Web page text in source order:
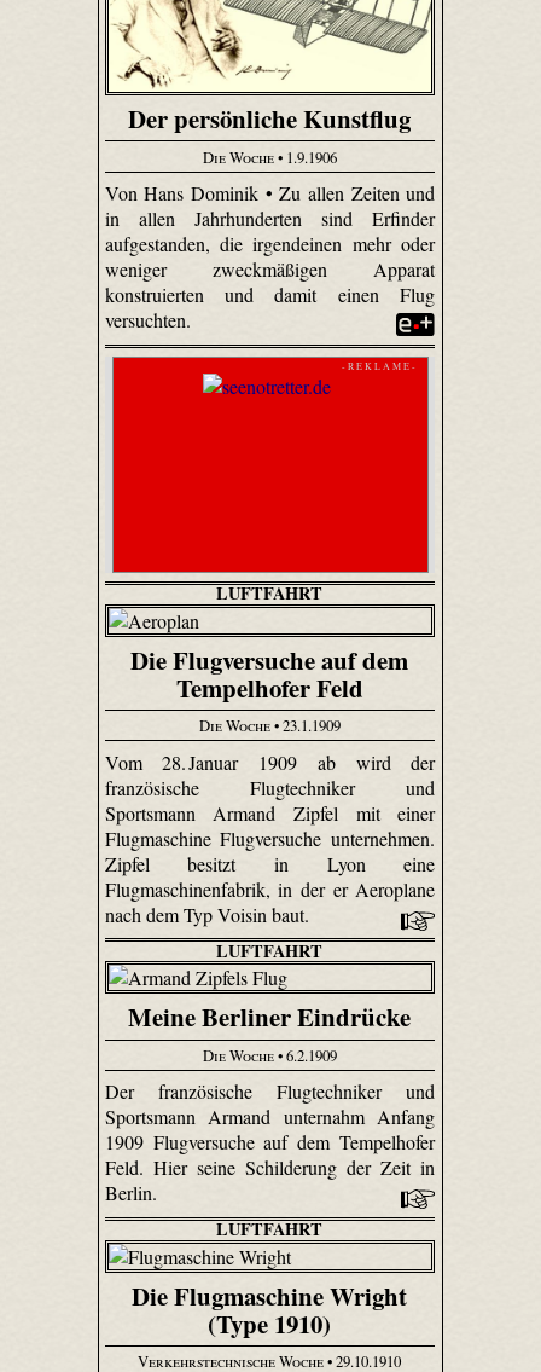
Der persönliche Kunstflug
Die Woche• 1.9.1906
Von Hans Dominik • Zu allen Zeiten und
in allen Jahrhunderten sind Erfinder
aufgestanden, die irgendeinen mehr oder
weniger zweckmäßigen Apparat
konstruierten und damit einen Flug
versuchten.
- R E K L A M E -
LUFTFAHRT
Die Flugversuche auf dem
Tempelhofer Feld
Die Woche• 23.1.1909
Vom 28. Januar 1909 ab wird der
französische Flugtechniker und
Sportsmann Armand Zipfel mit einer
Flugmaschine Flugversuche unternehmen.
Zipfel besitzt in Lyon eine
Flugmaschinenfabrik, in der er Aeroplane
nach dem Typ Voisin baut.
LUFTFAHRT
Meine Berliner Eindrücke
Die Woche• 6.2.1909
Der französische Flugtechniker und
Sportsmann Armand unternahm Anfang
1909 Flugversuche auf dem Tempelhofer
Feld. Hier seine Schilderung der Zeit in
Berlin.
LUFTFAHRT
Die Flugmaschine Wright
(Type 1910)
Verkehrstechnische Woche• 29.10.1910